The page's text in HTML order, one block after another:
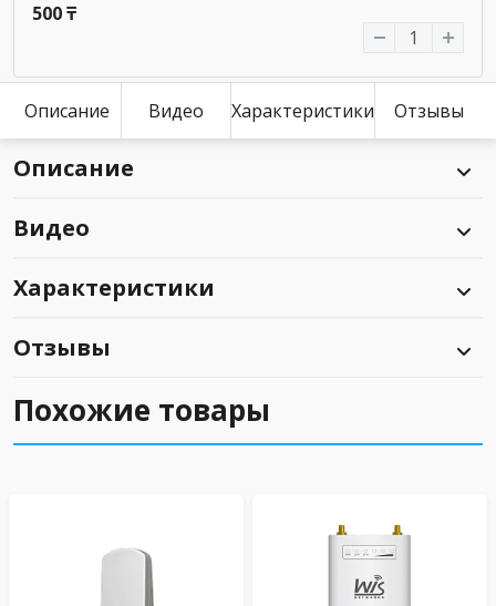
500 ₸
Описание Видео Характеристики Отзывы
Описание
Видео
Характеристики
Отзывы
Похожие товары